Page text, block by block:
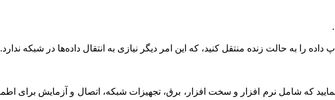
را به حالت زنده منتقل کنید، که این امر دیگر نیازی به انتقال داده‌ها در شبکه ندارد.